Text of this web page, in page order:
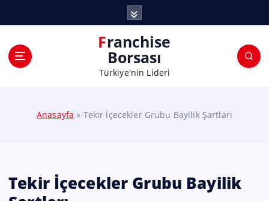
Franchise
Borsası
Türkiye'nin Lideri
Anasayfa » Tekir İçecekler Grubu Bayilik Şartları
Tekir İçecekler Grubu Bayilik